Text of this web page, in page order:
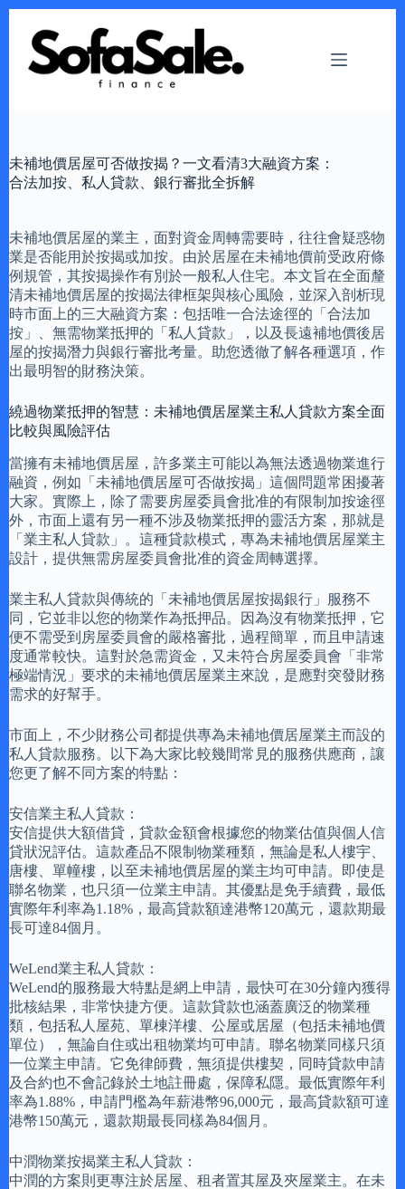
content
未補地價居屋可否做按揭？一文看清3大融資方案：
合法加按、私人貸款、銀行審批全拆解
未補地價居屋的業主，面對資金周轉需要時，往往會疑惑物
業是否能用於按揭或加按。由於居屋在未補地價前受政府條
例規管，其按揭操作有別於一般私人住宅。本文旨在全面釐
清未補地價居屋的按揭法律框架與核心風險，並深入剖析現
時市面上的三大融資方案：包括唯一合法途徑的「合法加
按」、無需物業抵押的「私人貸款」，以及長遠補地價後居
屋的按揭潛力與銀行審批考量。助您透徹了解各種選項，作
出最明智的財務決策。
繞過物業抵押的智慧：未補地價居屋業主私人貸款方案全面
比較與風險評估
當擁有未補地價居屋，許多業主可能以為無法透過物業進行
融資，例如「未補地價居屋可否做按揭」這個問題常困擾著
大家。實際上，除了需要房屋委員會批准的有限制加按途徑
外，市面上還有另一種不涉及物業抵押的靈活方案，那就是
「業主私人貸款」。這種貸款模式，專為未補地價居屋業主
設計，提供無需房屋委員會批准的資金周轉選擇。
業主私人貸款與傳統的「未補地價居屋按揭銀行」服務不
同，它並非以您的物業作為抵押品。因為沒有物業抵押，它
便不需受到房屋委員會的嚴格審批，過程簡單，而且申請速
度通常較快。這對於急需資金，又未符合房屋委員會「非常
極端情況」要求的未補地價居屋業主來說，是應對突發財務
需求的好幫手。
市面上，不少財務公司都提供專為未補地價居屋業主而設的
私人貸款服務。以下為大家比較幾間常見的服務供應商，讓
您更了解不同方案的特點：
安信業主私人貸款：
安信提供大額借貸，貸款金額會根據您的物業估值與個人信
貸狀況評估。這款產品不限制物業種類，無論是私人樓宇、
唐樓、單幢樓，以至未補地價居屋的業主均可申請。即使是
聯名物業，也只須一位業主申請。其優點是免手續費，最低
實際年利率為1.18%，最高貸款額達港幣120萬元，還款期最
長可達84個月。
WeLend業主私人貸款：
WeLend的服務最大特點是網上申請，最快可在30分鐘內獲得
批核結果，非常快捷方便。這款貸款也涵蓋廣泛的物業種
類，包括私人屋苑、單棟洋樓、公屋或居屋（包括未補地價
單位），無論自住或出租物業均可申請。聯名物業同樣只須
一位業主申請。它免律師費，無須提供樓契，同時貸款申請
及合約也不會記錄於土地註冊處，保障私隱。最低實際年利
率為1.88%，申請門檻為年薪港幣96,000元，最高貸款額可達
港幣150萬元，還款期最長同樣為84個月。
中潤物業按揭業主私人貸款：
中潤的方案則更專注於居屋、租者置其屋及夾屋業主。在未